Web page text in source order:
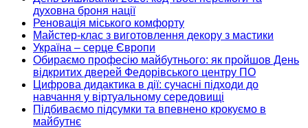
духовна броня нації
Реновація міського комфорту
Майстер-клас з виготовлення декору з мастики
Україна – серце Європи
Обираємо професію майбутнього: як пройшов День
відкритих дверей Федорівського центру ПО
Цифрова дидактика в дії: сучасні підходи до
навчання у віртуальному середовищі
Підбиваємо підсумки та впевнено крокуємо в
майбутнє